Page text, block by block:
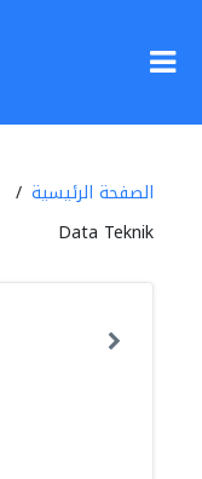
الصفحة الرئيسية
Data Teknik